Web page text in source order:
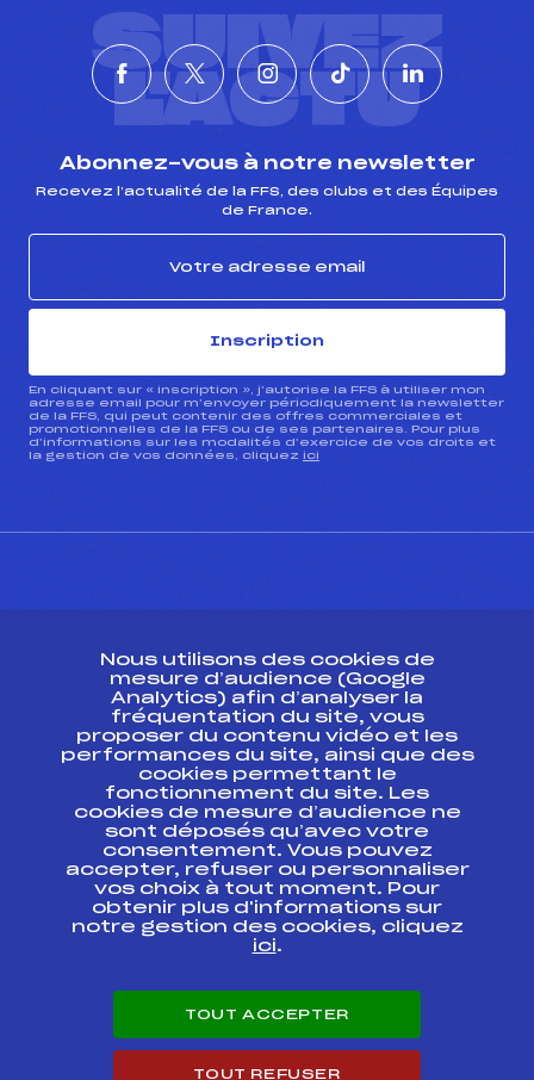
SUIVEZ
L'ACTU
Abonnez-vous à notre newsletter
Recevez l’actualité de la FFS, des clubs et des Équipes
de France.
Inscription
En cliquant sur « inscription », j’autorise la FFS à utiliser mon
adresse email pour m’envoyer périodiquement la newsletter
de la FFS, qui peut contenir des offres commerciales et
promotionnelles de la FFS ou de ses partenaires. Pour plus
d’informations sur les modalités d’exercice de vos droits et
la gestion de vos données, cliquez ici
Ressources
Pass’Neige
Projet sportif fédéral
Projet de performance fédéral
Antidopage
Pôle Développement, Formation, Suivi
Scientifique
Listes ministérielles
Pôle vie de l’athlète
Enseignement professionnel
Carrières
Nous utilisons des cookies de
mesure d’audience (Google
Analytics) afin d’analyser la
fréquentation du site, vous
proposer du contenu vidéo et les
performances du site, ainsi que des
cookies permettant le
fonctionnement du site. Les
cookies de mesure d’audience ne
sont déposés qu’avec votre
consentement. Vous pouvez
accepter, refuser ou personnaliser
vos choix à tout moment. Pour
obtenir plus d'informations sur
notre gestion des cookies, cliquez
ici.
TOUT ACCEPTER
TOUT REFUSER